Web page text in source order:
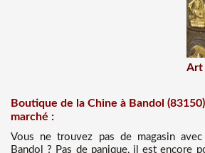
Art
Boutique de la Chine à Bandol
marché :
Vous ne trouvez pas de magasin
Bandol ? Pas de panique, il est encore